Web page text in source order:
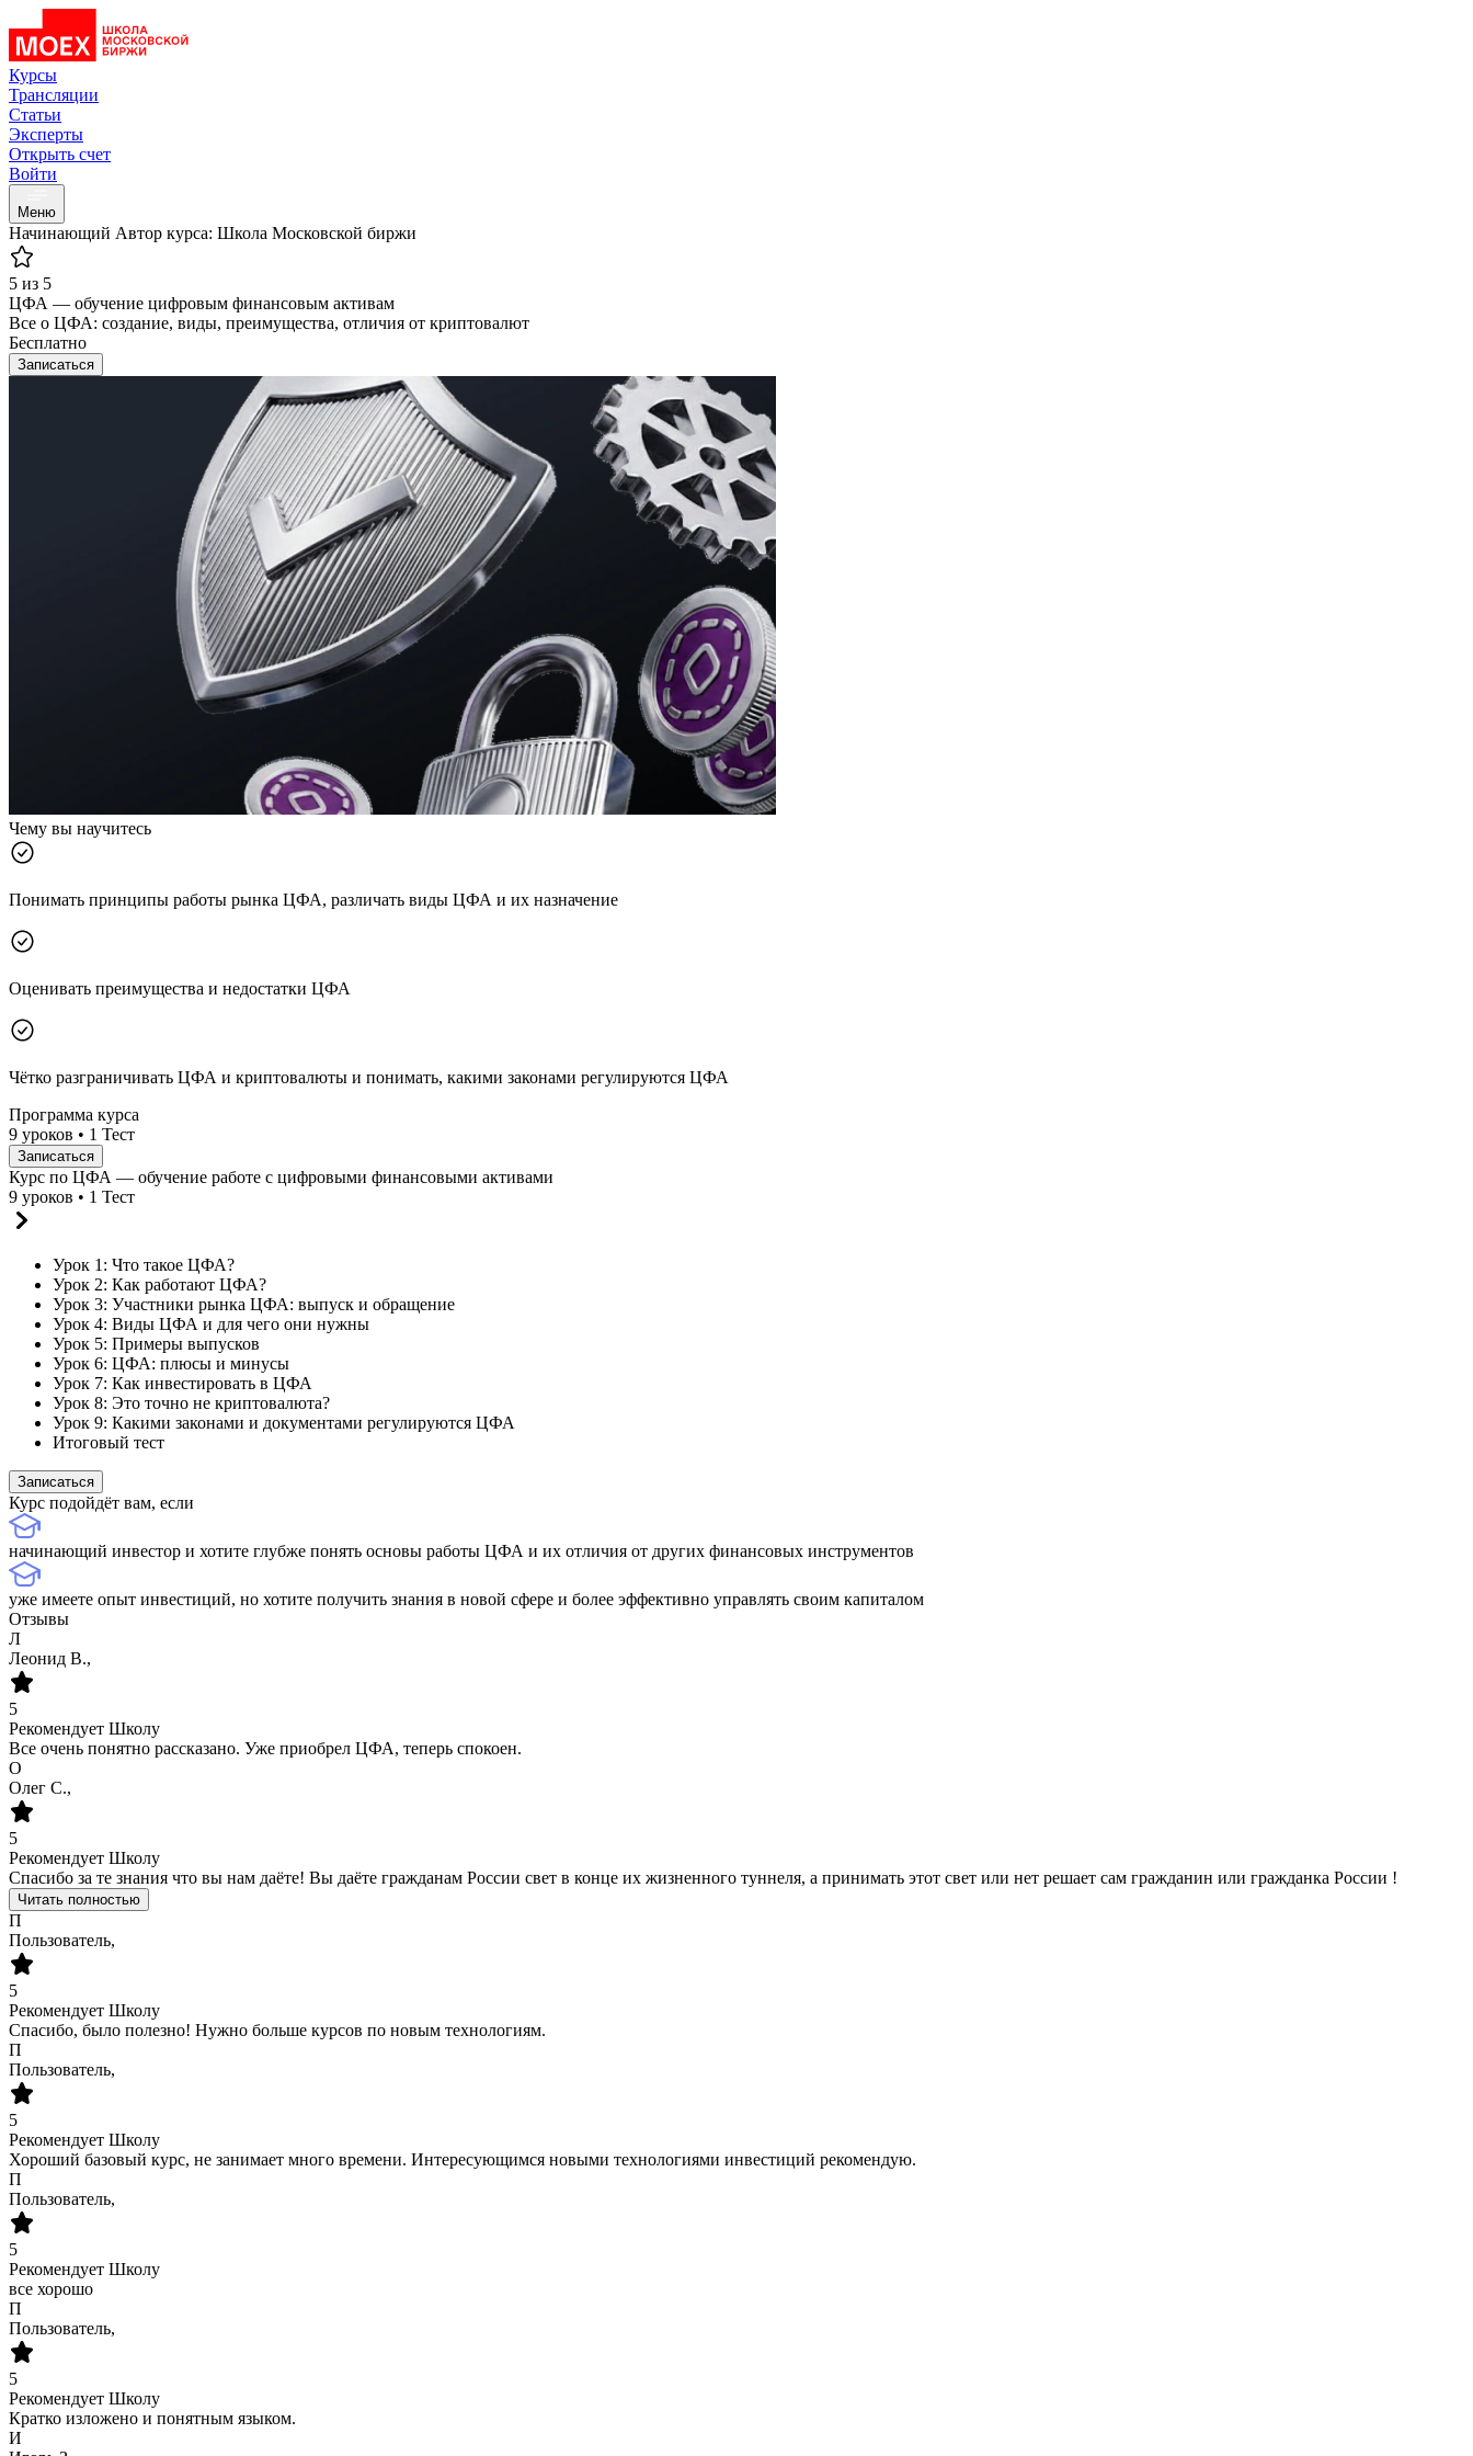
Курсы
Трансляции
Статьи
Эксперты
Открыть счет
Войти
Меню
Начинающий Автор курса: Школа Московской биржи
5 из 5
ЦФА — обучение цифровым финансовым активам
Все о ЦФА: создание, виды, преимущества, отличия от криптовалют
Бесплатно
Записаться
Чему вы научитесь
Понимать принципы работы рынка ЦФА, различать виды ЦФА и их назначение
Оценивать преимущества и недостатки ЦФА
Чётко разграничивать ЦФА и криптовалюты и понимать, какими законами регулируются ЦФА
Программа курса
9 уроков • 1 Тест
Записаться
Курс по ЦФА — обучение работе с цифровыми финансовыми активами
9 уроков • 1 Тест
Урок 1: Что такое ЦФА?
Урок 2: Как работают ЦФА?
Урок 3: Участники рынка ЦФА: выпуск и обращение
Урок 4: Виды ЦФА и для чего они нужны
Урок 5: Примеры выпусков
Урок 6: ЦФА: плюсы и минусы
Урок 7: Как инвестировать в ЦФА
Урок 8: Это точно не криптовалюта?
Урок 9: Какими законами и документами регулируются ЦФА
Итоговый тест
Записаться
Курс подойдёт вам, если
начинающий инвестор и хотите глубже понять основы работы ЦФА и их отличия от других финансовых инструментов
уже имеете опыт инвестиций, но хотите получить знания в новой сфере и более эффективно управлять своим капиталом
Отзывы
Л
Леонид В.,
5
Рекомендует Школу
Все очень понятно рассказано. Уже приобрел ЦФА, теперь спокоен.
О
Олег С.,
5
Рекомендует Школу
Спасибо за те знания что вы нам даёте! Вы даёте гражданам России свет в конце их жизненного туннеля, а принимать этот свет или нет решает сам гражданин или гражданка России !
Читать полностью
П
Пользователь,
5
Рекомендует Школу
Спасибо, было полезно! Нужно больше курсов по новым технологиям.
П
Пользователь,
5
Рекомендует Школу
Хороший базовый курс, не занимает много времени. Интересующимся новыми технологиями инвестиций рекомендую.
П
Пользователь,
5
Рекомендует Школу
все хорошо
П
Пользователь,
5
Рекомендует Школу
Кратко изложено и понятным языком.
И